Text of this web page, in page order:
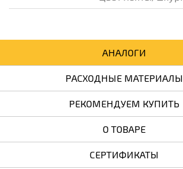
АНАЛОГИ
РАСХОДНЫЕ МАТЕРИАЛЫ
РЕКОМЕНДУЕМ КУПИТЬ
О ТОВАРЕ
СЕРТИФИКАТЫ